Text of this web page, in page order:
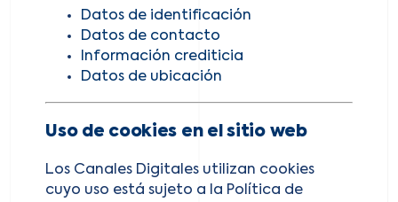
Datos de identificación
Datos de contacto
Información crediticia
Datos de ubicación
Uso de cookies en el sitio web
Los Canales Digitales utilizan cookies
cuyo uso está sujeto a la Política de